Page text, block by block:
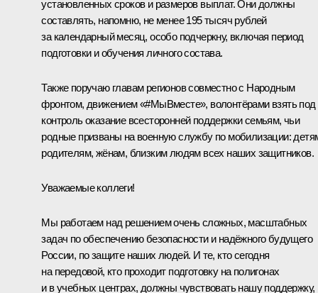
установленных сроков и размеров выплат. Они должны
составлять, напомню, не менее 195 тысяч рублей
за календарный месяц, особо подчеркну, включая период
подготовки и обучения личного состава.
Также поручаю главам регионов совместно с Народным
фронтом, движением «#МыВместе», волонтёрами взять под
контроль оказание всесторонней поддержки семьям, чьи
родные призваны на военную службу по мобилизации:
родителям, жёнам, близким людям всех наших защитников.
Уважаемые коллеги!
Мы работаем над решением очень сложных, масштабных
задач по обеспечению безопасности и надёжного будущего
России, по защите наших людей. И те, кто сегодня
на передовой, кто проходит подготовку на полигонах
и в учебных центрах, должны чувствовать нашу поддержку,